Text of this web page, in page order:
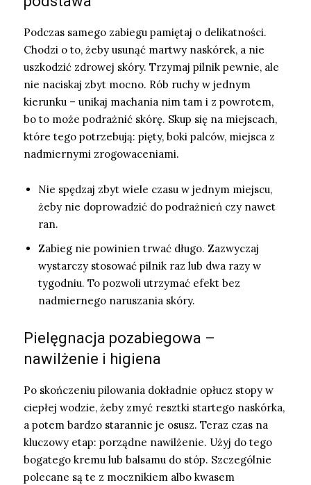
Podczas samego zabiegu pamiętaj o delikatności.
Chodzi o to, żeby usunąć martwy naskórek, a nie
uszkodzić zdrowej skóry. Trzymaj pilnik pewnie, ale
nie naciskaj zbyt mocno. Rób ruchy w jednym
kierunku – unikaj machania nim tam i z powrotem,
bo to może podrażnić skórę. Skup się na miejscach,
które tego potrzebują: pięty, boki palców, miejsca z
nadmiernymi zrogowaceniami.
Nie spędzaj zbyt wiele czasu w jednym miejscu,
żeby nie doprowadzić do podrażnień czy nawet
ran.
Zabieg nie powinien trwać długo. Zazwyczaj
wystarczy stosować pilnik raz lub dwa razy w
tygodniu. To pozwoli utrzymać efekt bez
nadmiernego naruszania skóry.
Pielęgnacja pozabiegowa –
nawilżenie i higiena
Po skończeniu pilowania dokładnie opłucz stopy w
ciepłej wodzie, żeby zmyć resztki startego naskórka,
a potem bardzo starannie je osusz. Teraz czas na
kluczowy etap: porządne nawilżenie. Użyj do tego
bogatego kremu lub balsamu do stóp. Szczególnie
polecane są te z mocznikiem albo kwasem